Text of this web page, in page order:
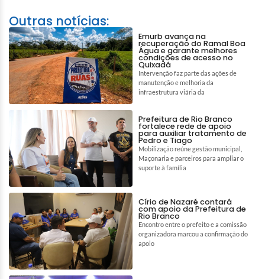
Outras notícias:
Emurb avança na
recuperação do Ramal Boa
Água e garante melhores
condições de acesso no
Quixadá
Intervenção faz parte das ações de
manutenção e melhoria da
infraestrutura viária da
Prefeitura de Rio Branco
fortalece rede de apoio
para auxiliar tratamento de
Pedro e Tiago
Mobilização reúne gestão municipal,
Maçonaria e parceiros para ampliar o
suporte à família
Círio de Nazaré contará
com apoio da Prefeitura de
Rio Branco
Encontro entre o prefeito e a comissão
organizadora marcou a confirmação do
apoio